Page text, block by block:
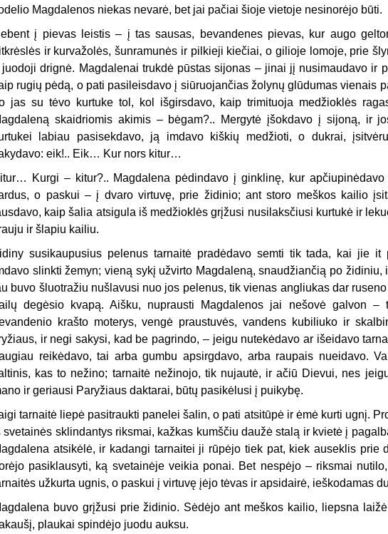
Magdalenos niekas nevarė, bet jai pačiai šioje vietoje nesinorėjo būti.
į pievas leistis – į tas sausas, bevandenes pievas, kur augo
ir kurvažolės, šunramunės ir pilkieji kiečiai, o gilioje lomoje, prie
juodoji drignė. Magdalenai trukdė pūstas sijonas – jinai jį nusimaudavo ir
rugių pėdą, o pati pasileisdavo į siūruojančias žolynų glūdumas vienais
jas su tėvo kurtuke tol, kol išgirsdavo, kaip trimituoja medžioklės
skaidriomis akimis – bėgam?.. Mergytė įšokdavo į sijoną, ir
labiau pasisekdavo, ją imdavo kiškių medžioti, o dukrai,
eik!.. Eik… Kur nors kitur…
Kurgi – kitur?.. Magdalena pėdindavo į ginklinę, kur
o paskui – į dvaro virtuvę, prie židinio; ant storo meškos kailio
kaip šalia atsigula iš medžioklės grįžusi nusilaksčiusi kurtukė ir
ir šlapiu kailiu.
susikaupusius pelenus tarnaitė pradėdavo semti tik tada, kai jie it
slinkti žemyn; vieną sykį užvirto Magdaleną, snaudžiančią po židiniu,
buvo šluotražiu nušlavusi nuo jos pelenus, tik vienas angliukas dar
degėsio kvapą. Aišku, nuprausti Magdalenos jai nešovė galvon –
krašto moterys, vengė praustuvės, vandens kubiliuko ir
ir negi sakysi, kad be pagrindo, – jeigu nutekėdavo ar išeidavo
reikėdavo, tai arba gumbu apsirgdavo, arba raupais nueidavo.
kas to nežino; tarnaitė nežinojo, tik nujautė, ir ačiū Dievui, nes
ir geriausi Paryžiaus daktarai, būtų pasikėlusi į puikybę.
tarnaitė liepė pasitraukti panelei šalin, o pati atsitūpė ir ėmė kurti ugnį.
svetainės sklindantys riksmai, kažkas kumščiu daužė stalą ir kvietė į
atsikėlė, ir kadangi tarnaitei ji rūpėjo tiek pat, kiek auseklis prie
pasiklausyti, ką svetainėje veikia ponai. Bet nespėjo – riksmai
užkurta ugnis, o paskui į virtuvę įėjo tėvas ir apsidairė, ieškodamas
buvo grįžusi prie židinio. Sėdėjo ant meškos kailio, liepsna
plaukai spindėjo juodu auksu.